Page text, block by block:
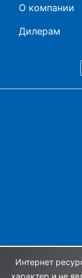
О компании
Дилерам
Интернет
характер и не